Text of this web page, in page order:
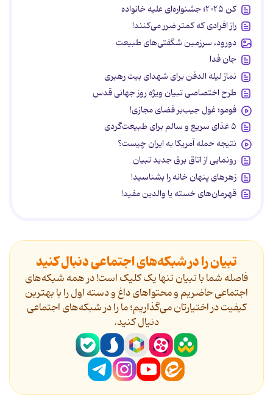
کن ۲۰۲۵؛ جشنواره‌ای علیه خانواده
راز افرادی که کمتر ضرر می‌کنند!
دورود، سرزمین شگفتی‌های طبیعت
جان فدا
نماز لیله الدفن برای شهدای بیت رهبری
طرح اختصاصی تبیان ویژه روز جهانی قدس
فومو؛ غول جیب‌بر فضای مجازی!
۵ غذای سریع و سالم برای طبیعت‌گردی
نتیجه حمله آمریکا به ایران چیست؟
رونمایی از اتاق برق جدید تبیان
زهرهای پنهان خانه را بشناسید!
قهرمان‌های خسته یا والدین مفید!
تبیان را در شبکه‌های اجتماعی دنبال کنید
فاصله شما با تبیان تنها یک کلیک است! در همه شبکه‌های
اجتماعی حاضریم و محتواهای داغ و دسته اول را با بهترین
کیفیت در اختیارتان می‌گذاریم؛ ما را در شبکه‌های اجتماعی
دنیال کنید.